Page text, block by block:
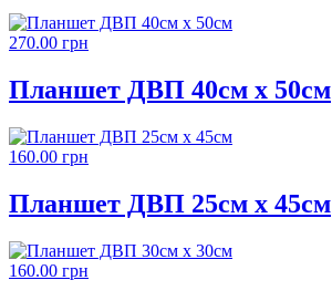
270.00 грн
Планшет ДВП 40см х 50см
160.00 грн
Планшет ДВП 25см х 45см
160.00 грн